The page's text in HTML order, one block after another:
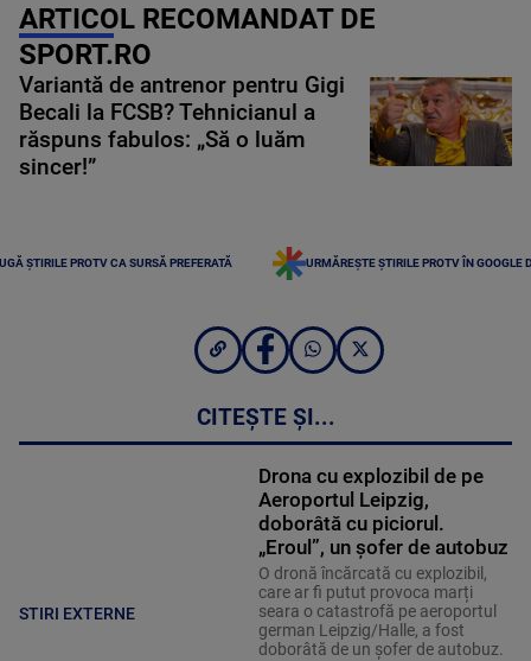
ARTICOL RECOMANDAT DE
SPORT.RO
Variantă de antrenor pentru Gigi
Becali la FCSB? Tehnicianul a
răspuns fabulos: „Să o luăm
sincer!”
ȘTIRILE PROTV CA SURSĂ PREFERATĂ URMĂREȘTE ȘTIRILE PROTV ÎN GOOGLE
CITEȘTE ȘI...
STIRI EXTERNE
Drona cu explozibil de pe
Aeroportul Leipzig,
doborâtă cu piciorul.
„Eroul”, un șofer de autobuz
O dronă încărcată cu explozibil,
care ar fi putut provoca marți
seara o catastrofă pe aeroportul
german Leipzig/Halle, a fost
doborâtă de un șofer de autobuz.